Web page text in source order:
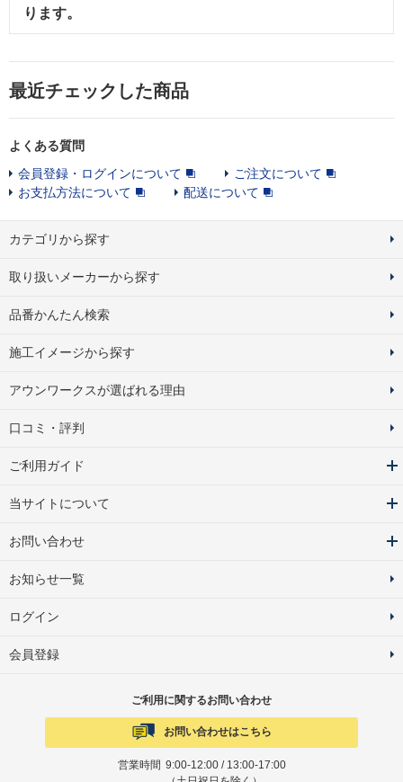
ります。
最近チェックした商品
よくある質問
会員登録・ログインについて
ご注文について
お支払方法について
配送について
カテゴリから探す
取り扱いメーカーから探す
品番かんたん検索
施工イメージから探す
アウンワークスが選ばれる理由
口コミ・評判
ご利用ガイド
当サイトについて
お問い合わせ
お知らせ一覧
ログイン
会員登録
ご利用に関するお問い合わせ
お問い合わせはこちら
営業時間 9:00-12:00 / 13:00-17:00